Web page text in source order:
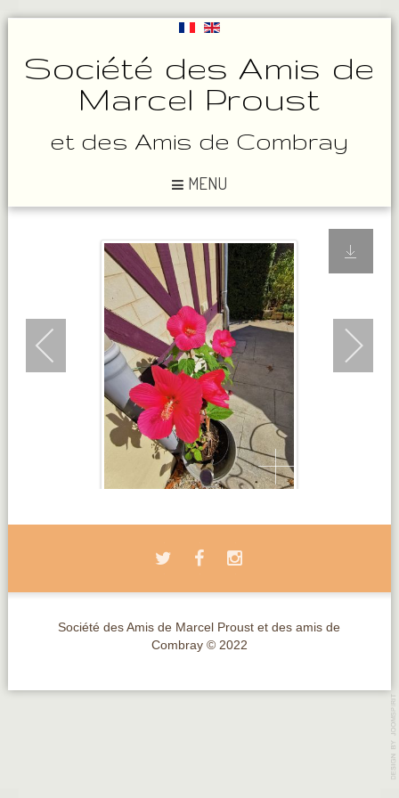
Société des Amis de
Marcel Proust
et des Amis de Combray
MENU
Société des Amis de Marcel Proust et des amis de
Combray © 2022